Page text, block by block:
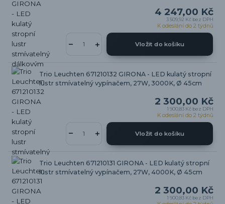
4 247,00 Kč
3 509,92 Kč bez DPH
K odeslání do 2 týdnů
Vložit do košíku
Trio Leuchten 671210132 GIRONA - LED kulatý stropní
lustr stmívatelný vypínačem, 27W, 3000K, Ø 45cm
2 300,00 Kč
1 900,83 Kč bez DPH
K odeslání do 2 týdnů
Vložit do košíku
Trio Leuchten 671210131 GIRONA - LED kulatý stropní
lustr stmívatelný vypínačem, 27W, 4000K, Ø 45cm
2 300,00 Kč
1 900,83 Kč bez DPH